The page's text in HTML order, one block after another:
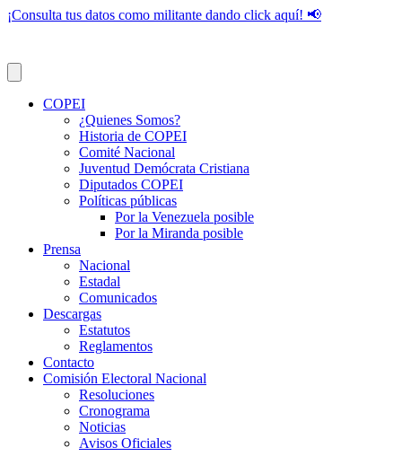
¡Consulta tus datos como militante dando click aquí! 📢
COPEI
¿Quienes Somos?
Historia de COPEI
Comité Nacional
Juventud Demócrata Cristiana
Diputados COPEI
Políticas públicas
Por la Venezuela posible
Por la Miranda posible
Prensa
Nacional
Estadal
Comunicados
Descargas
Estatutos
Reglamentos
Contacto
Comisión Electoral Nacional
Resoluciones
Cronograma
Noticias
Avisos Oficiales